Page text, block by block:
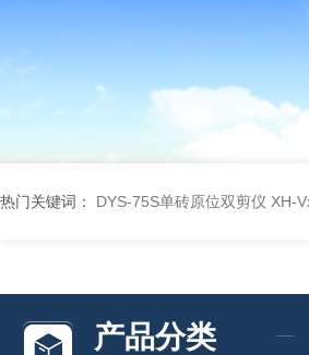
热门关键词： DYS-75S单砖原位双剪仪 XH-
产品分类